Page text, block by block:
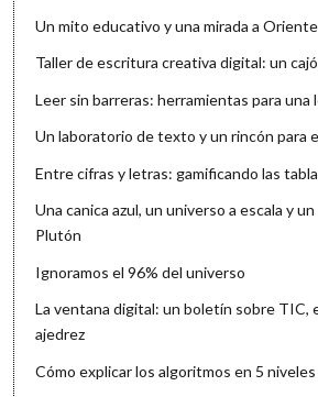
Un mito educativo y una mirada a Oriente
Taller de escritura creativa digital: un
Leer sin barreras: herramientas para una
Un laboratorio de texto y un rincón para
Entre cifras y letras: gamificando las
Una canica azul, un universo a escala y
Plutón
Ignoramos el 96% del universo
La ventana digital: un boletín sobre TIC,
ajedrez
Cómo explicar los algoritmos en 5